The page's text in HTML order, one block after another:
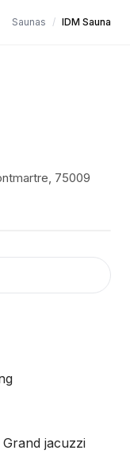
Saunas / IDM Sauna
75009
jacuzzi